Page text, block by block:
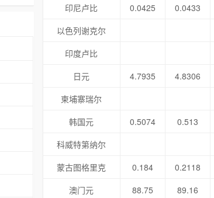
印尼卢比
0.0425 0.0433
以色列谢克尔
印度卢比
日元
4.7935 4.8306
柬埔寨瑞尔
韩国元
0.5074 0.513
科威特第纳尔
蒙古图格里克
0.184 0.2118
澳门元
88.75 89.16